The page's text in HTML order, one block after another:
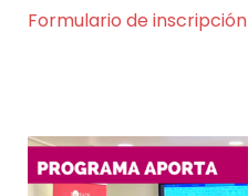
Formulario de inscripción